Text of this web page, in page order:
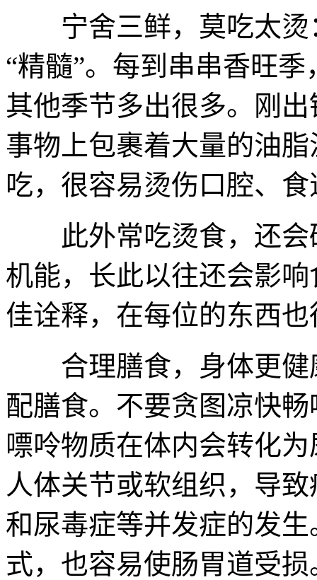
宁舍三鲜，莫吃太烫
“精髓”。每到串串香旺
其他季节多出很多。刚
事物上包裹着大量的油
吃，很容易烫伤口腔、
此外常吃烫食，还会
机能，长此以往还会影
佳诠释，在每位的东西
合理膳食，身体更健
配膳食。不要贪图凉快
嘌呤物质在体内会转化
人体关节或软组织，导
和尿毒症等并发症的发
式，也容易使肠胃道受损